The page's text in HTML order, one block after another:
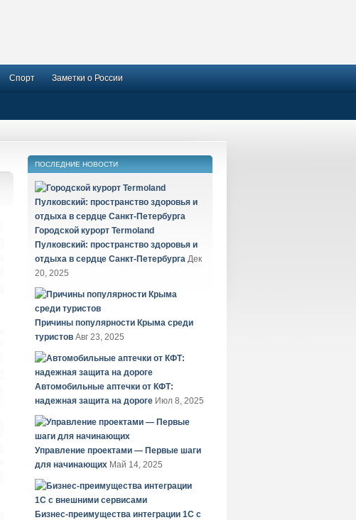
Спорт Заметки о России
ПОСЛЕДНИЕ НОВОСТИ
Городской курорт Termoland
Пулковский: пространство здоровья и
отдыха в сердце Санкт-Петербурга Дек
20, 2025
Причины популярности Крыма среди
туристов Авг 23, 2025
Автомобильные аптечки от КФТ:
надежная защита на дороге Июл 8, 2025
Управление проектами — Первые шаги
для начинающих Май 14, 2025
Бизнес-преимущества интеграции 1С с